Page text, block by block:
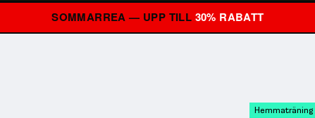
SOMMARREA — UPP TILL 30% RABATT
Hemmaträning